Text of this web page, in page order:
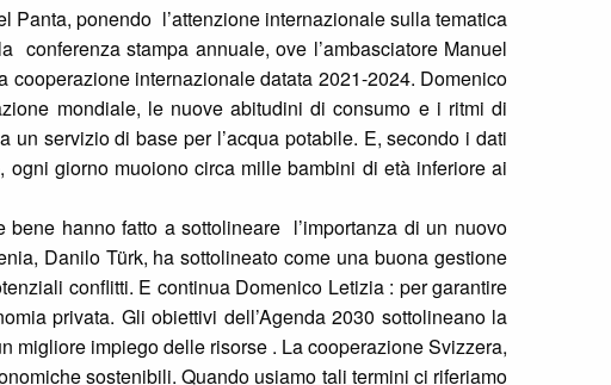
Panta, ponendo l’attenzione internazionale sulla tematica
conferenza stampa annuale, ove l’ambasciatore Manuel
internazionale datata 2021-2024. Domenico
mondiale, le nuove abitudini di consumo e i ritmi di
servizio di base per l’acqua potabile. E, secondo i dati
giorno muoiono circa mille bambini di età inferiore ai
hanno fatto a sottolineare l’importanza di un nuovo
Danilo Türk, ha sottolineato come una buona gestione
conflitti. E continua Domenico Letizia : per garantire
privata. Gli obiettivi dell’Agenda 2030 sottolineano la
migliore impiego delle risorse . La cooperazione Svizzera,
sostenibili. Quando usiamo tali termini ci riferiamo